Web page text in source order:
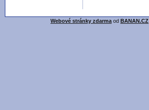
Webové stránky zdarma od BANAN.CZ